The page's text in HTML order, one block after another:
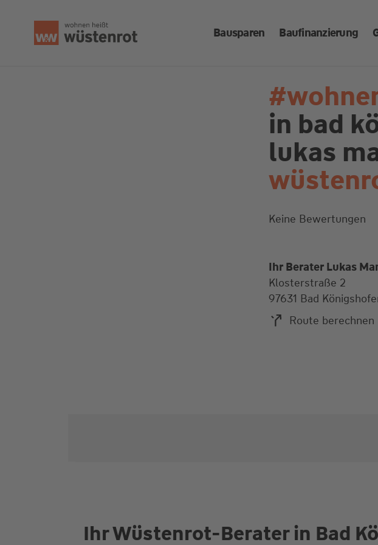
Bausparen Baufinanzierung
in bad
lukas
Keine Bewertungen
Ihr Berater Lukas
Klosterstraße 2
97631 Bad
Route berechnen
Ihr Wüstenrot-Berater in Bad